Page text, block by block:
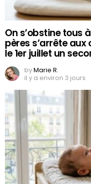
On s’obstine tous
pères s’arrête aux
le 1er juillet un
byMarie R.
il y a environ 3 jours